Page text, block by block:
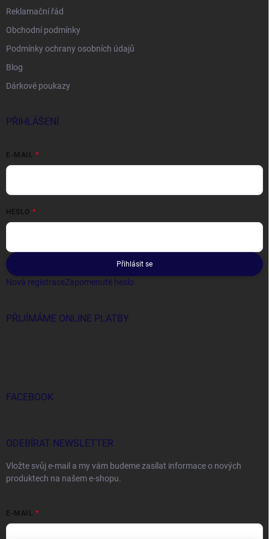
Reklamační řád
Obchodní podmínky
Podmínky ochrany osobních údajů
Blog
Dárkové poukazy
PŘIHLÁŠENÍ
E-MAIL
HESLO
Přihlásit se
Nová registraceZapomenuté heslo
PŘIJÍMÁME ONLINE PLATBY
FACEBOOK
ODEBÍRAT NEWSLETTER
Vložte svůj e-mail a my vám budeme zasílat informace o nových
produktech na našem e-shopu.
E-MAIL